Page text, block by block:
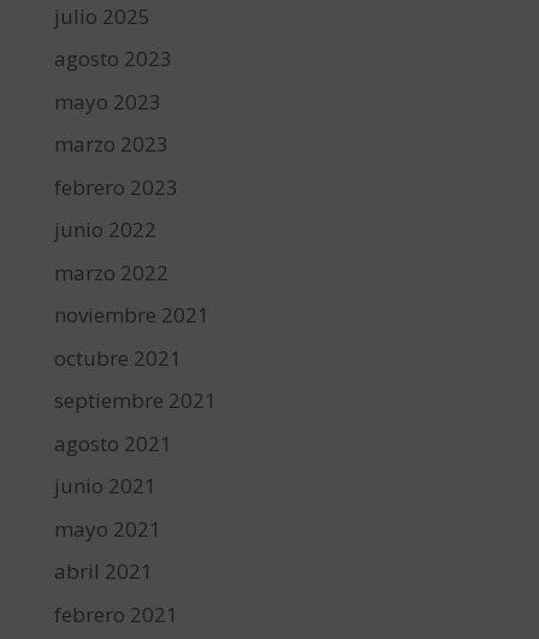
julio 2025
agosto 2023
mayo 2023
marzo 2023
febrero 2023
junio 2022
marzo 2022
noviembre 2021
octubre 2021
septiembre 2021
agosto 2021
junio 2021
mayo 2021
abril 2021
febrero 2021